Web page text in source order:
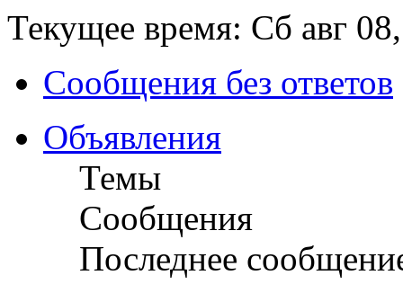
Текущее время: Сб авг
Сообщения без ответов
Объявления
Темы
Сообщения
Последнее